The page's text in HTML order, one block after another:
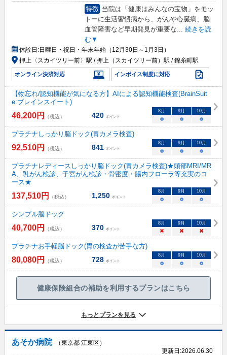
特徴 当院は「健康はみんなの宝物」をモッ
トーに生活習慣病から、がんや心臓病、脳
血管障害など早期発見が重要な... 続きを読
む▼
休診日:日曜日・祝日・年末年始（12月30日～1月3日）
押上〈スカイツリー前〉駅 / 押上（スカイツリー前）駅 / 錦糸町駅
オンライン決済対応 インボイス制度に対応
【物忘れ/認知機能が気になる方】AIによる認知機能検査(BrainSuit
e:ブレインスイート)
46,200円 （税込） 420 ポイント
8月 9月 10月
○ ○ ○
プラチナしっかり脳ドック(胃カメラ検査)
92,510円 （税込） 841 ポイント
8月 9月 10月
○ ○ ○
プラチナレディースしっかり脳ドック(胃カメラ検査)★頭部MRI/MR
A、乳がん検診、子宮がん検診・骨密度・腸内フローラ等充実のコ
ース★
137,510円 （税込） 1,250 ポイント
8月 9月 10月
○ ○ ○
シンプル脳ドック
40,700円 （税込） 370 ポイント
8月 9月 10月
× × ×
プラチナお手軽脳ドック(胃の検査が苦手な方)
80,080円 （税込） 728 ポイント
8月 9月 10月
○ ○ ○
健康保険組合の補助を利用するプランはこちら
もっとプランを見る
あそか病院
（東京都 江東区）
更新日:2026.06.30